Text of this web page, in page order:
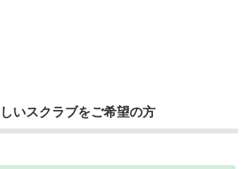
いスクラブをご希望の方